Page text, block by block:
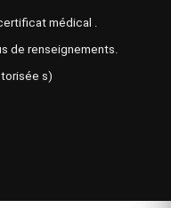
médical .
de renseignements.
s)